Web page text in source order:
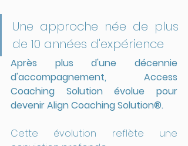
Une approche née de plus
de 10 années d'expérience
Après plus d'une décennie
d'accompagnement, Access
Coaching Solution évolue pour
devenir Align Coaching Solution®.
Cette évolution reflète une